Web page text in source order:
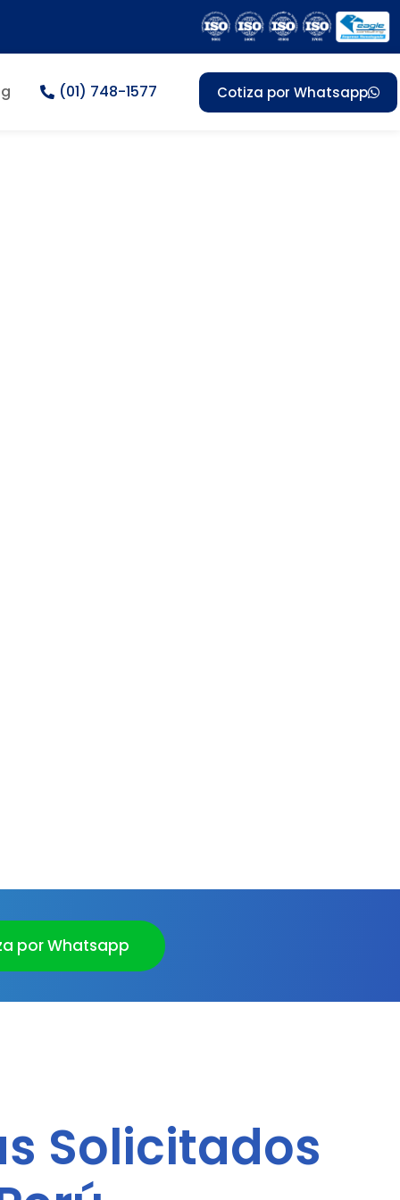
(01) 748-1577 Cotiza por Whatsapp
por Whatsapp
Solicitados